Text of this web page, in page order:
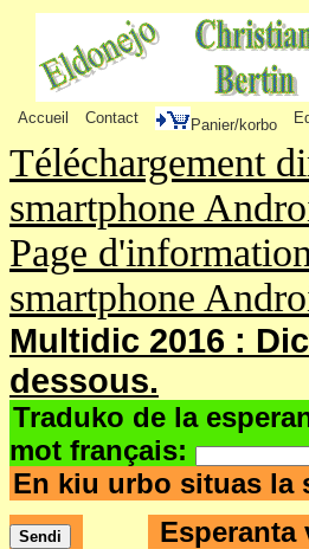
Accueil Contact Panier/korbo
Téléchargement
smartphone
Page
smartphone
Multidic 2016 :
dessous.
Traduko de la
mot français:
En kiu urbo situas la